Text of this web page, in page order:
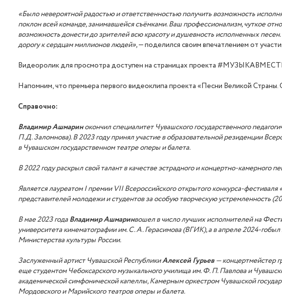
«Было невероятной радостью и ответственностью получить возможность
поклон всей команде, занимавшейся съёмками. Ваш профессионализм, чуткое
возможность донести до зрителей всю красоту и душевность исполненных
дорогу к сердцам миллионовлюдей»,— поделился своим впечатлением от
Видеоролик для просмотра доступен на страницах проекта
Напомним, что премьера первого видеоклипа проекта «Песни Великой
Справочно:
Владимир Ашмаринокончил специалитет Чувашского государственного
П.Д. Заломнова). В 2023 годупринял участие в образовательной резиденции
в Чувашском государственном театре оперы и балета.
В 2022годураскрыл свой талант в качестве эстрадного и концертно-камерного
Является лауреатомI премии VII Всероссийского открытого конкурса-
представителей молодежи и студентов за особую творческую устремленность
В мае 2023 годаВладимир Ашмаринвошел в число лучших исполнителей на
университета кинематографии им. С. А. Герасимова (ВГИК), а в апреле 2024-гобыл
Министерства культуры России.
Заслуженный артист Чувашской РеспубликиАлексей Гурьев— концертмейстер
еще студентом Чебоксарского музыкального училища им. Ф. П. Павлова и
академической симфонической капеллы,Камерным оркестром Чувашской
Мордовского и Марийского театров оперы и балета.